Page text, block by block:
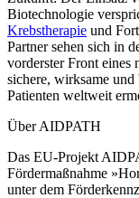
Biotechnologie
Krebstherapie und
Partner sehen sich in
vorderster Front eines
sichere, wirksame
Patienten weltweit
Über AIDPATH
Das EU-Projekt
Fördermaßnahme
unter dem